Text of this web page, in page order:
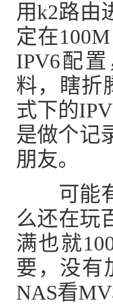
用k2路由
定在
IPV6配
料，瞎折
式下的
是做个记
朋友。
可能有
么还在玩
满也就
要，没有
NAS看